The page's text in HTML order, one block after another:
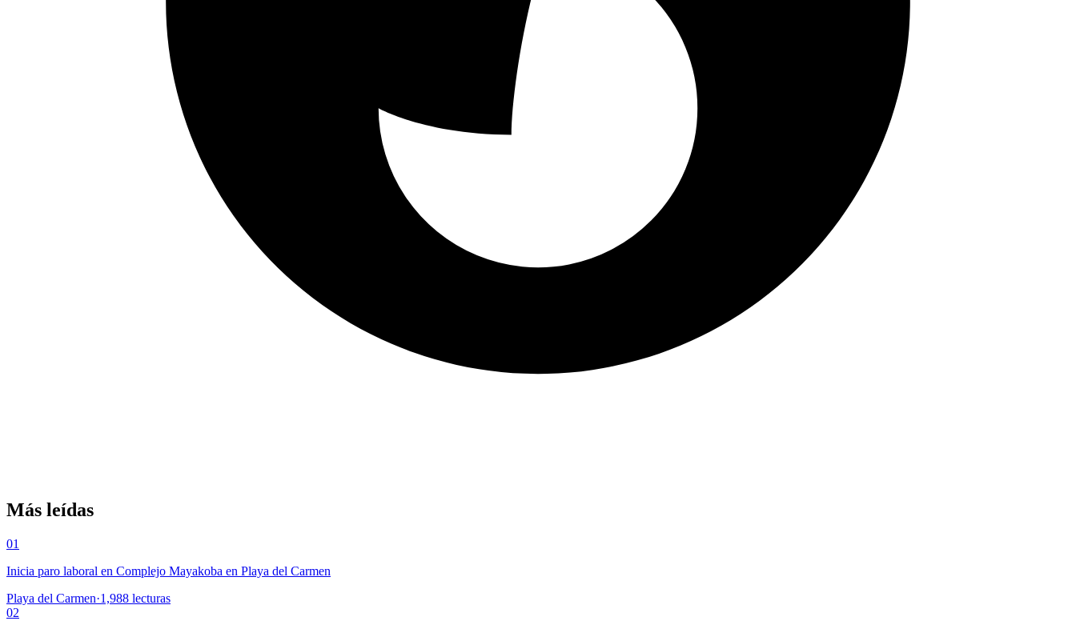
Más leídas
01
Inicia paro laboral en Complejo Mayakoba en Playa del Carmen
Playa del Carmen·1,988 lecturas
02